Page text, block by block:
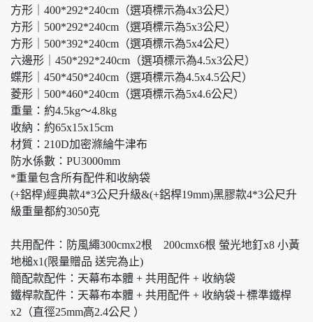
方形｜400*292*240cm（選項標示為4x3公尺）
方形｜500*292*240cm（選項標示為5x3公尺）
方形｜500*392*240cm（選項標示為5x4公尺）
六邊形｜450*292*240cm（選項標示為4.5x3公尺）
蝶形｜450*450*240cm（選項標示為4.5x4.5公尺）
菱形｜500*460*240cm（選項標示為5x4.6公尺）
重量：約4.5kg～4.8kg
收納：約65x15x15cm
材質：210D加密滌綸牛津布
防水係數：PU3000mm
*重量包含所有配件和收納袋
(+鋁桿)經典款4*3公尺升級&(+鋁桿19mm)黑膠款4*3公尺升
級重量都約3050克
共用配件：防風繩300cmx2根 200cmx6根 螢光地釘x8 小黃
地槌x1(限量贈品 送完為止)
簡配款配件：天幕布本體 + 共用配件 + 收納袋
鐵桿款配件：天幕布本體 + 共用配件 + 收納袋＋標準鐵桿
x2（直徑25mm高2.4公尺 ）